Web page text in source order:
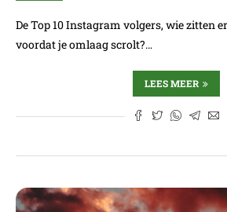
De Top 10 Instagram volgers, wie zitten
voordat je omlaag scrolt?…
LEES MEER